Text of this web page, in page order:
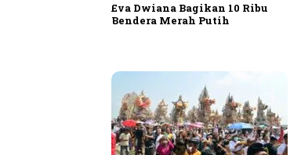
Eva Dwiana Bagikan 10 Ribu
Bendera Merah Putih